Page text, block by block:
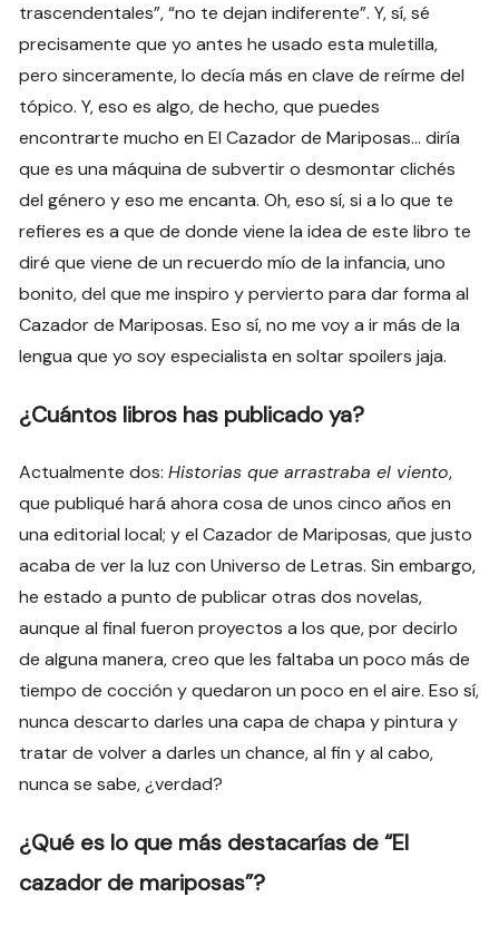
trascendentales”, “no te dejan indiferente”. Y, sí, sé
precisamente que yo antes he usado esta muletilla,
pero sinceramente, lo decía más en clave de reírme del
tópico. Y, eso es algo, de hecho, que puedes
encontrarte mucho en El Cazador de Mariposas… diría
que es una máquina de subvertir o desmontar clichés
del género y eso me encanta. Oh, eso sí, si a lo que te
refieres es a que de donde viene la idea de este libro te
diré que viene de un recuerdo mío de la infancia, uno
bonito, del que me inspiro y pervierto para dar forma al
Cazador de Mariposas. Eso sí, no me voy a ir más de la
lengua que yo soy especialista en soltar spoilers jaja.
¿Cuántos libros has publicado ya?
Actualmente dos:Historias que arrastraba el viento,
que publiqué hará ahora cosa de unos cinco años en
una editorial local; y el Cazador de Mariposas, que justo
acaba de ver la luz con Universo de Letras. Sin embargo,
he estado a punto de publicar otras dos novelas,
aunque al final fueron proyectos a los que, por decirlo
de alguna manera, creo que les faltaba un poco más de
tiempo de cocción y quedaron un poco en el aire. Eso sí,
nunca descarto darles una capa de chapa y pintura y
tratar de volver a darles un chance, al fin y al cabo,
nunca se sabe, ¿verdad?
¿Qué es lo que más destacarías de “El
cazador de mariposas”?